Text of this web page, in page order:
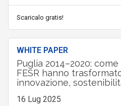
Scaricalo gratis!
WHITE PAPER
Puglia 2014–2020:
FESR hanno
innovazione,
16 Lug 2025